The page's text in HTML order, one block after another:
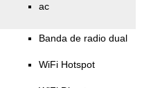
ac
Banda de radio dual
WiFi Hotspot